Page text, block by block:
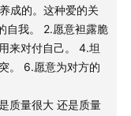
成的。这种爱的关
自我。 2.愿意袒露脆
来对付自己。 4.坦
。 6.愿意为对方的
质量很大 还是质量